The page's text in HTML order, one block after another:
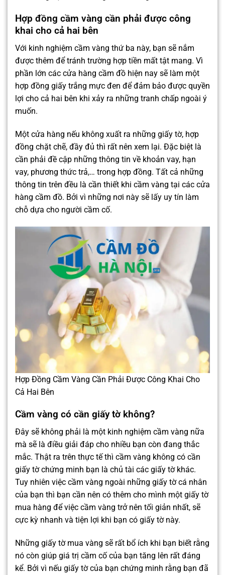
Hợp đồng cầm vàng cần phải được công
khai cho cả hai bên
Với kinh nghiệm cầm vàng thứ ba này, bạn sẽ nắm
được thêm để tránh trường hợp tiền mất tật mang. Vì
phần lớn các cửa hàng cầm đồ hiện nay sẽ làm một
hợp đồng giấy trắng mực đen để đảm bảo được quyền
lợi cho cả hai bên khi xảy ra những tranh chấp ngoài ý
muốn.
Một cửa hàng nếu không xuất ra những giấy tờ, hợp
đồng chặt chẽ, đầy đủ thì rất nên xem lại. Đặc biệt là
cần phải đề cập những thông tin về khoản vay, hạn
vay, phương thức trả,… trong hợp đồng. Tất cả những
thông tin trên đều là cần thiết khi cầm vàng tại các cửa
hàng cầm đồ. Bởi vì những nơi này sẽ lấy uy tín làm
chỗ dựa cho người cầm cố.
Hợp Đồng Cầm Vàng Cần Phải Được Công Khai Cho
Cả Hai Bên
Cầm vàng có cần giấy tờ không?
Đây sẽ không phải là một kinh nghiệm cầm vàng nữa
mà sẽ là điều giải đáp cho nhiều bạn còn đang thắc
mắc. Thật ra trên thực tế thì cầm vàng không có cần
giấy tờ chứng minh bạn là chủ tài các giấy tờ khác.
Tuy nhiên việc cầm vàng ngoài những giấy tờ cá nhân
của bạn thì bạn cần nên có thêm cho mình một giấy tờ
mua hàng để việc cầm vàng trở nên tối giản nhất, sẽ
cực kỳ nhanh và tiện lợi khi bạn có giấy tờ này.
Những giấy tờ mua vàng sẽ rất bổ ích khi bạn biết rằng
nó còn giúp giá trị cầm cố của bạn tăng lên rất đáng
kể. Bởi vì nếu giấy tờ của bạn chứng minh rằng bạn đã